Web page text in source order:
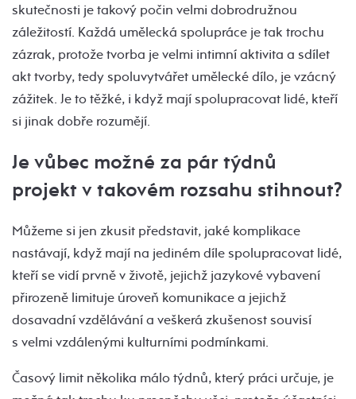
skutečnosti je takový počin velmi dobrodružnou
záležitostí. Každá umělecká spolupráce je tak trochu
zázrak, protože tvorba je velmi intimní aktivita a sdílet
akt tvorby, tedy spoluvytvářet umělecké dílo, je vzácný
zážitek. Je to těžké, i když mají spolupracovat lidé, kteří
si jinak dobře rozumějí.
Je vůbec možné za pár týdnů
projekt v takovém rozsahu stihnout?
Můžeme si jen zkusit představit, jaké komplikace
nastávají, když mají na jediném díle spolupracovat lidé,
kteří se vidí prvně v životě, jejichž jazykové vybavení
přirozeně limituje úroveň komunikace a jejichž
dosavadní vzdělávání a veškerá zkušenost souvisí
s velmi vzdálenými kulturními podmínkami.
Časový limit několika málo týdnů, který práci určuje, je